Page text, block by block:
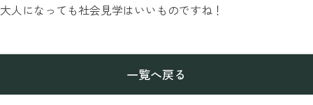
大人になっても社会見学はいいものですね！
一覧へ戻る